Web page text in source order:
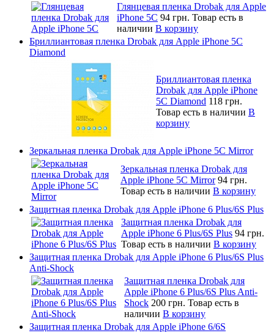
Глянцевая пленка Drobak для Apple
iPhone 5C 94 грн. Товар есть в
наличии В корзину
Бриллиантовая пленка Drobak для Apple iPhone 5C
Diamond
Бриллиантовая пленка
Drobak для Apple iPhone
5C Diamond 118 грн.
Товар есть в наличии В
корзину
Зеркальная пленка Drobak для Apple iPhone 5C Mirror
Зеркальная пленка Drobak для
Apple iPhone 5C Mirror 94 грн.
Товар есть в наличии В корзину
Защитная пленка Drobak для Apple iPhone 6 Plus/6S Plus
Защитная пленка Drobak для
Apple iPhone 6 Plus/6S Plus 94 грн.
Товар есть в наличии В корзину
Защитная пленка Drobak для Apple iPhone 6 Plus/6S Plus
Anti-Shock
Защитная пленка Drobak для
Apple iPhone 6 Plus/6S Plus Anti-
Shock 200 грн. Товар есть в
наличии В корзину
Защитная пленка Drobak для Apple iPhone 6/6S